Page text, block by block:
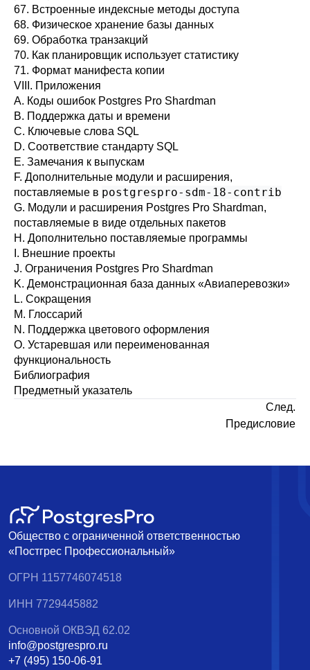
67. Встроенные индексные методы доступа
68. Физическое хранение базы данных
69. Обработка транзакций
70. Как планировщик использует статистику
71. Формат манифеста копии
VIII. Приложения
A. Коды ошибок Postgres Pro Shardman
B. Поддержка даты и времени
C. Ключевые слова SQL
D. Соответствие стандарту SQL
E. Замечания к выпускам
F. Дополнительные модули и расширения,
поставляемые в postgrespro-sdm-18-contrib
G. Модули и расширения Postgres Pro Shardman,
поставляемые в виде отдельных пакетов
H. Дополнительно поставляемые программы
I. Внешние проекты
J. Ограничения Postgres Pro Shardman
K. Демонстрационная база данных «Авиаперевозки»
L. Сокращения
M. Глоссарий
N. Поддержка цветового оформления
O. Устаревшая или переименованная
функциональность
Библиография
Предметный указатель
След.
Предисловие
Общество с ограниченной ответственностью
«Постгрес Профессиональный»
ОГРН 1157746074518
ИНН 7729445882
Основной ОКВЭД 62.02
info@postgrespro.ru
+7 (495) 150-06-91